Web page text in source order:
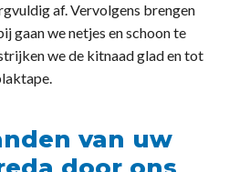
af. Vervolgens brengen
gaan we netjes en schoon te
we de kitnaad glad en tot
van uw